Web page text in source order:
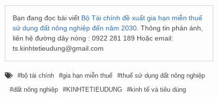
Bạn đang đọc bài viết Bộ Tài chính đề xuất gia hạn miễn thuế
sử dụng đất nông nghiệp đến năm 2030. Thông tin phản ánh,
liên hệ đường dây nóng : 0922 281 189 Hoặc email:
ts.kinhtetieudung@gmail.com
bộ tài chính gia hạn miễn thuế
thuế sử dụng đất nông nghiệp
đất nông nghiệp
KINHTETIEUDUNG
kinh tế và tiêu dùng